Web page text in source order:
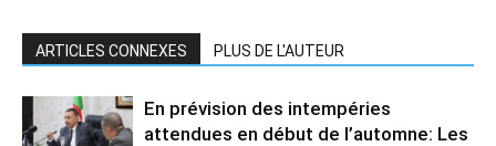
ARTICLES CONNEXES PLUS DE L'AUTEUR
En prévision des intempéries
attendues en début de l’automne: Les